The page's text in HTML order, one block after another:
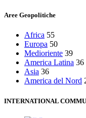
Aree Geopolitiche
Africa 55
Europa 50
Medioriente 39
America Latina 36
Asia 36
America del Nord
INTERNATIONAL